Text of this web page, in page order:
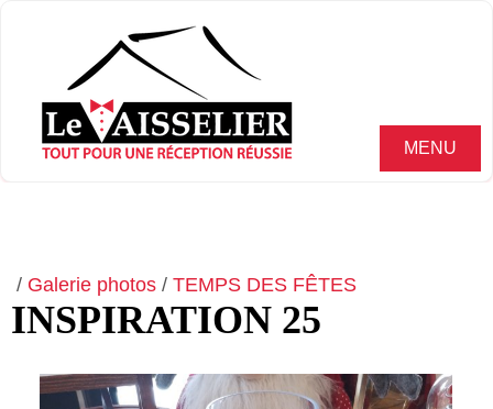
MENU
/ Galerie photos / TEMPS DES FÊTES
INSPIRATION 25